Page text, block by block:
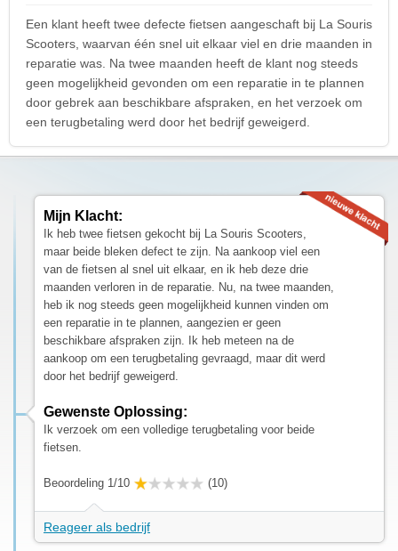
Een klant heeft twee defecte fietsen aangeschaft bij La Souris
Scooters, waarvan één snel uit elkaar viel en drie maanden in
reparatie was. Na twee maanden heeft de klant nog steeds
geen mogelijkheid gevonden om een reparatie in te plannen
door gebrek aan beschikbare afspraken, en het verzoek om
een terugbetaling werd door het bedrijf geweigerd.
Mijn Klacht:
Ik heb twee fietsen gekocht bij La Souris Scooters,
maar beide bleken defect te zijn. Na aankoop viel een
van de fietsen al snel uit elkaar, en ik heb deze drie
maanden verloren in de reparatie. Nu, na twee maanden,
heb ik nog steeds geen mogelijkheid kunnen vinden om
een reparatie in te plannen, aangezien er geen
beschikbare afspraken zijn. Ik heb meteen na de
aankoop om een terugbetaling gevraagd, maar dit werd
door het bedrijf geweigerd.
Gewenste Oplossing:
Ik verzoek om een volledige terugbetaling voor beide
fietsen.
Beoordeling 1/10 (10)
Reageer als bedrijf